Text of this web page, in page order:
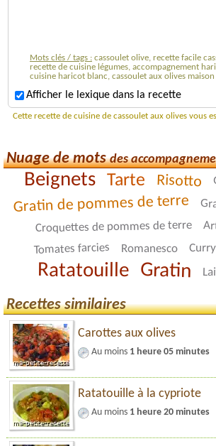
Mots clés / tags : cassoulet olive, recette facile
recette de cuisine légumes, accompagnement
cuisine haricot blanc, cassoulet aux olives maison
Afficher le lexique dans la recette
Cette recette de cuisine de cassoulet aux olives vous
Nuage de motsdes
Beignets Tarte Risotto
Gratin de pommes de terre
Croquettes de pommes de terre
Tomates farcies Romanesco
Ratatouille Gratin
Recettes similaires
Carottes aux olives
Au moins 1 heure 05 minutes
Ratatouille à la cypriote
Au moins 1 heure 20 minutes